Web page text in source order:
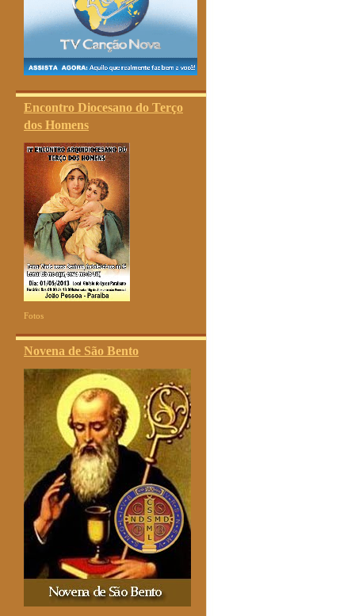
Encontro Diocesano do Terço
dos Homens
Fotos
Novena de São Bento